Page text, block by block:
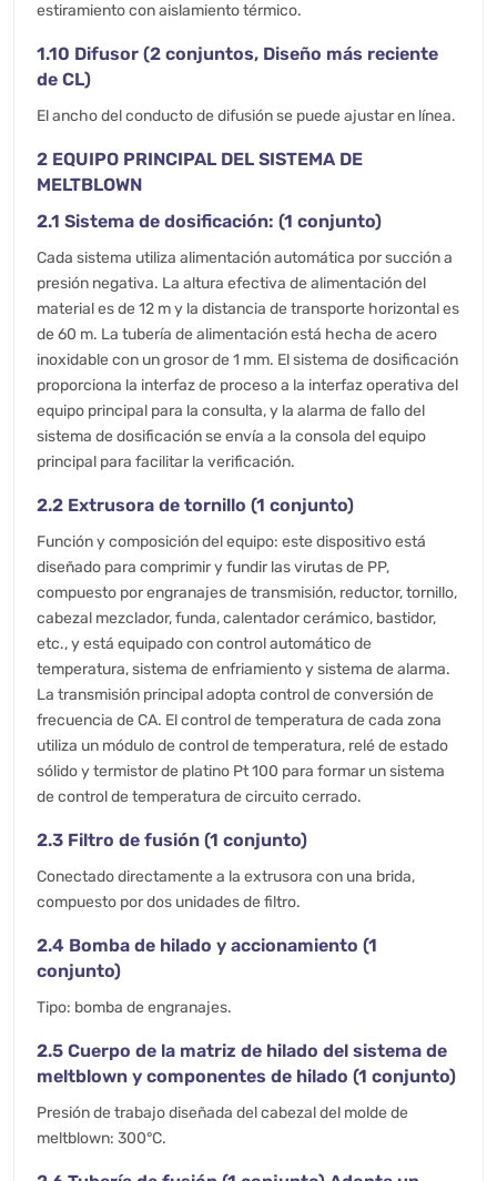
estiramiento con aislamiento térmico.
1.10 Difusor (2 conjuntos, Diseño más reciente
de CL)
El ancho del conducto de difusión se puede ajustar en línea.
2 EQUIPO PRINCIPAL DEL SISTEMA DE
MELTBLOWN
2.1 Sistema de dosificación: (1 conjunto)
Cada sistema utiliza alimentación automática por succión a
presión negativa. La altura efectiva de alimentación del
material es de 12 m y la distancia de transporte horizontal es
de 60 m. La tubería de alimentación está hecha de acero
inoxidable con un grosor de 1 mm. El sistema de dosificación
proporciona la interfaz de proceso a la interfaz operativa del
equipo principal para la consulta, y la alarma de fallo del
sistema de dosificación se envía a la consola del equipo
principal para facilitar la verificación.
2.2 Extrusora de tornillo (1 conjunto)
Función y composición del equipo: este dispositivo está
diseñado para comprimir y fundir las virutas de PP,
compuesto por engranajes de transmisión, reductor, tornillo,
cabezal mezclador, funda, calentador cerámico, bastidor,
etc., y está equipado con control automático de
temperatura, sistema de enfriamiento y sistema de alarma.
La transmisión principal adopta control de conversión de
frecuencia de CA. El control de temperatura de cada zona
utiliza un módulo de control de temperatura, relé de estado
sólido y termistor de platino Pt 100 para formar un sistema
de control de temperatura de circuito cerrado.
2.3 Filtro de fusión (1 conjunto)
Conectado directamente a la extrusora con una brida,
compuesto por dos unidades de filtro.
2.4 Bomba de hilado y accionamiento (1
conjunto)
Tipo: bomba de engranajes.
2.5 Cuerpo de la matriz de hilado del sistema de
meltblown y componentes de hilado (1 conjunto)
Presión de trabajo diseñada del cabezal del molde de
meltblown: 300°C.